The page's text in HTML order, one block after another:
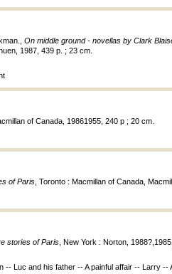
On middle ground - novellas by Clark
1987, 439 p. ; 23 cm.
of Canada, 19861955, 240 p ; 20 cm.
of Paris , Toronto : Macmillan of Canada,
stories of Paris , New York : Norton,
Luc and his father -- A painful affair -- Larry